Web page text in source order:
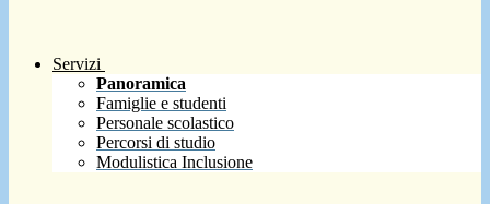
Servizi
Panoramica
Famiglie e studenti
Personale scolastico
Percorsi di studio
Modulistica Inclusione